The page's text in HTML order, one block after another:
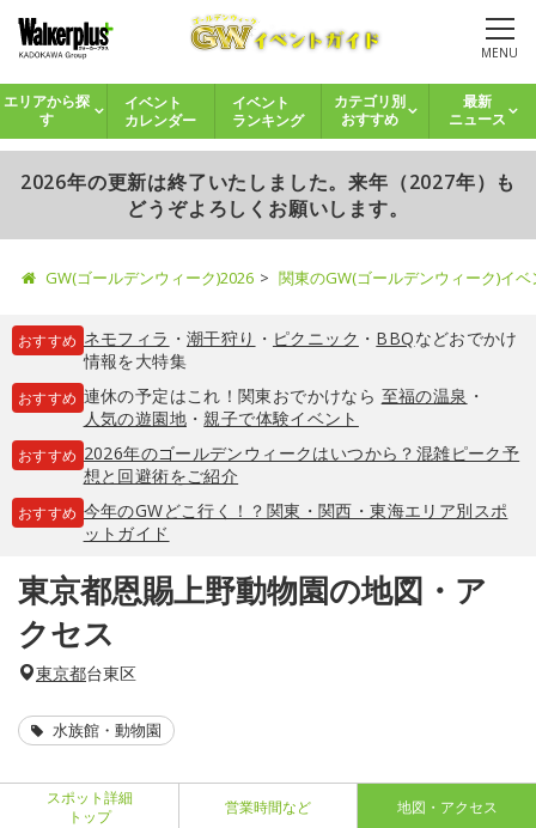
MENU
エリアから探
す
イベント
カレンダー
イベント
ランキング
カテゴリ別
おすすめ
最新
ニュース
2026年の更新は終了いたしました。来年（2027年）も
どうぞよろしくお願いします。
GW(ゴールデンウィーク)2026 関東のGW(ゴールデンウィーク)イ
おすすめ ネモフィラ ・ 潮干狩り ・ ピクニック ・ BBQなどおでかけ
情報を大特集
おすすめ 連休の予定はこれ！関東おでかけなら 至福の温泉 ・
人気の遊園地・親子で体験イベント
おすすめ 2026年のゴールデンウィークはいつから？混雑ピーク予
想と回避術をご紹介
おすすめ 今年のGWどこ行く！？関東・関西・東海エリア別スポ
ットガイド
東京都恩賜上野動物園の地図・ア
クセス
東京都台東区
水族館・動物園
スポット詳細
トップ
営業時間など 地図・アクセス